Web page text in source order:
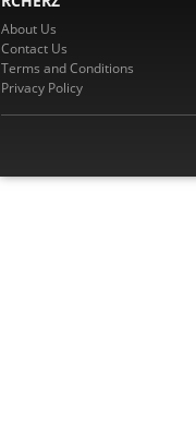
About Us
Contact Us
Terms and Conditions
Privacy Policy